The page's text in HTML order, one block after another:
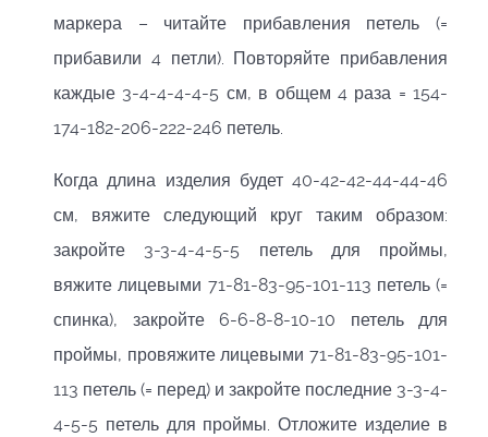
маркера – читайте прибавления петель (=
прибавили 4 петли). Повторяйте прибавления
каждые 3-4-4-4-4-5 см, в общем 4 раза = 154-
174-182-206-222-246 петель.
Когда длина изделия будет 40-42-42-44-44-46
см, вяжите следующий круг таким образом:
закройте 3-3-4-4-5-5 петель для проймы,
вяжите лицевыми 71-81-83-95-101-113 петель (=
спинка), закройте 6-6-8-8-10-10 петель для
проймы, провяжите лицевыми 71-81-83-95-101-
113 петель (= перед) и закройте последние 3-3-4-
4-5-5 петель для проймы. Отложите изделие в